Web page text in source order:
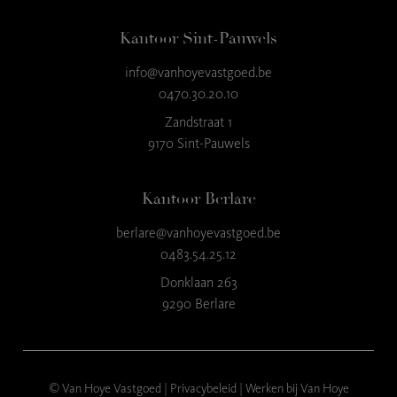
Kantoor Sint-Pauwels
info@vanhoyevastgoed.be
0470.30.20.10
Zandstraat 1
9170 Sint-Pauwels
Kantoor Berlare
berlare@vanhoyevastgoed.be
0483.54.25.12
Donklaan 263
9290 Berlare
© Van Hoye Vastgoed | Privacybeleid| Werken bij Van Hoye